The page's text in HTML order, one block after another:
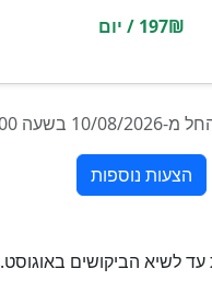
לשיא הביקושים באוגוסט.